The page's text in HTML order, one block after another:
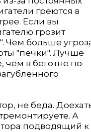
греются в
Если вы
грозит
Чем больше
"печки". Лучше
чем в беготне по
не беда.
А
подводящий к